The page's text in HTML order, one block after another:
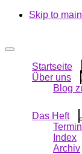
Skip to
Startseite
Über uns
Blog
Das Heft
Index
Archiv